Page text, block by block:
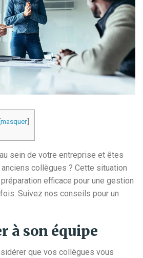
[masquer]
sein de votre entreprise et êtes
collègues ? Cette situation
efficace pour une gestion
Suivez nos conseils pour un
à son équipe
que vos collègues vous